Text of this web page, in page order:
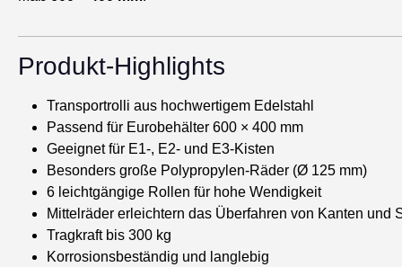
Produkt-Highlights
Transportrolli aus hochwertigem Edelstahl
Passend für Eurobehälter 600 × 400 mm
Geeignet für E1-, E2- und E3-Kisten
Besonders große Polypropylen-Räder (Ø 125 mm)
6 leichtgängige Rollen für hohe Wendigkeit
Mittelräder erleichtern das Überfahren von Kanten und
Tragkraft bis 300 kg
Korrosionsbeständig und langlebig